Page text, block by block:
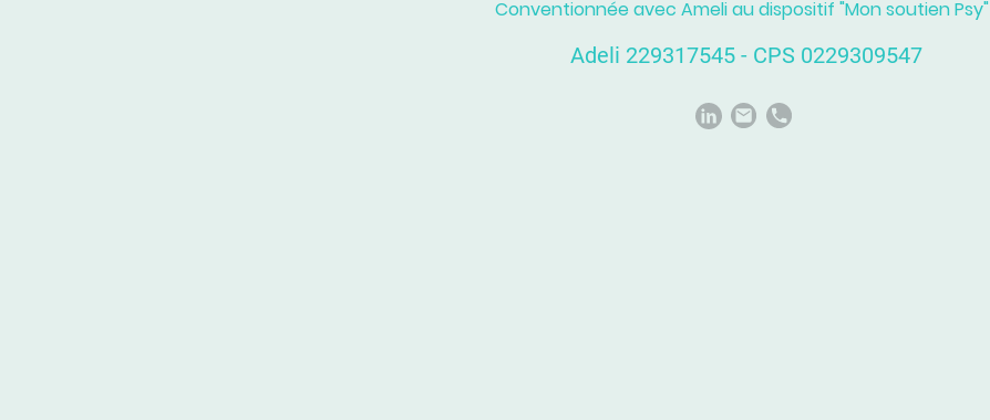
Conventionnée avec Ameli au dispositif "Mon soutien Psy"
Adeli 229317545 - CPS 0229309547